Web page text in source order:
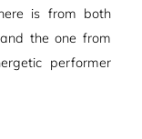
is from both
the one from
performer